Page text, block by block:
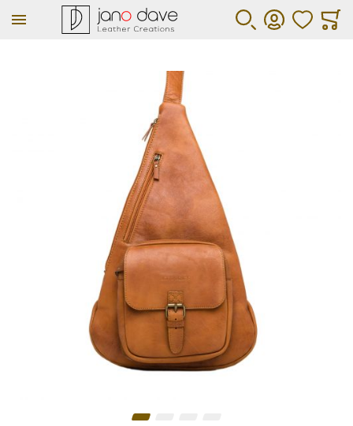
ΑΓΑΠΗΜΕΝΑ
Μετάβαση στο τέλος της συλλογής εικόνων